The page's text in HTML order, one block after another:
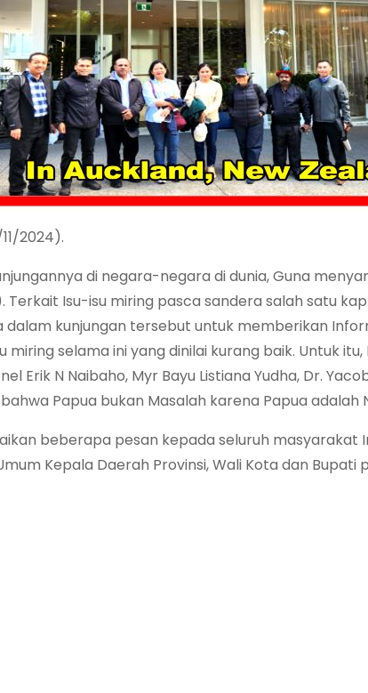
2024).
di negara-negara di dunia, Guna
Terkait Isu-isu miring pasca sandera salah satu
dalam kunjungan tersebut untuk memberikan
miring selama ini yang dinilai kurang baik. Untuk
Erik N Naibaho, Myr Bayu Listiana Yudha, Dr.
Papua bukan Masalah karena Papua adalah
beberapa pesan kepada seluruh masyarakat
Kepala Daerah Provinsi, Wali Kota dan Bupati